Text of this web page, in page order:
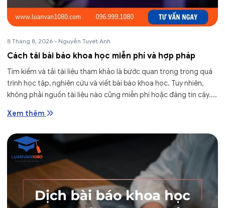
8 Tháng 8, 2026 - Nguyễn Tuyết Anh
Cách tải bài báo khoa học miễn phí và hợp pháp
Tìm kiếm và tải tài liệu tham khảo là bước quan trọng trong quá
trình học tập, nghiên cứu và viết bài báo khoa học. Tuy nhiên,
không phải nguồn tài liệu nào cũng miễn phí hoặc đáng tin cậy....
Xem thêm